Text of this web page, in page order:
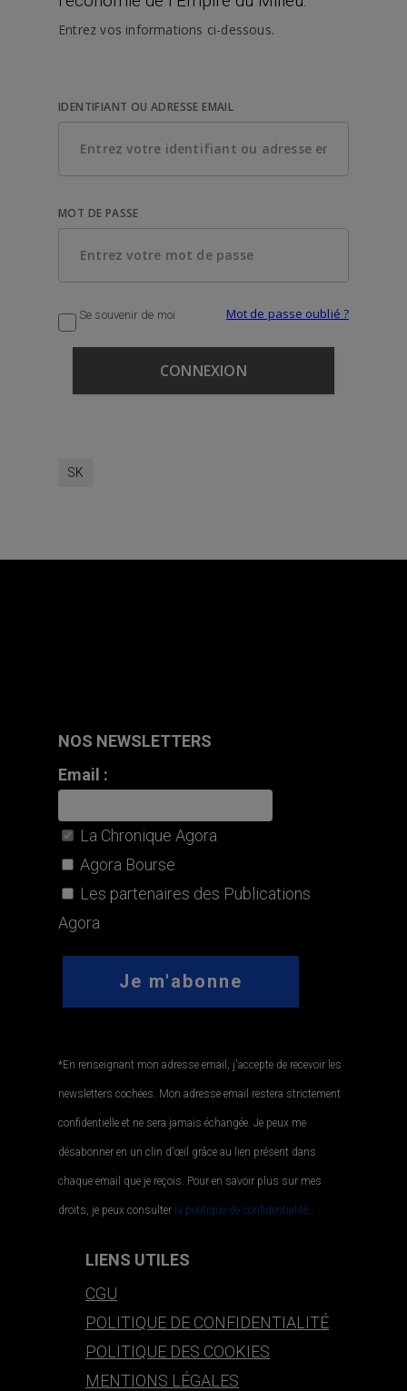
Entrez vos informations ci-dessous.
IDENTIFIANT OU ADRESSE EMAIL
MOT DE PASSE
Se souvenir de moi Mot de passe oublié ?
SK
NOS NEWSLETTERS
Email :
La Chronique Agora
Agora Bourse
Les partenaires des Publications
Agora
*En renseignant mon adresse email, j'accepte de recevoir les
newsletters cochées. Mon adresse email restera strictement
confidentielle et ne sera jamais échangée. Je peux me
désabonner en un clin d'œil grâce au lien présent dans
chaque email que je reçois. Pour en savoir plus sur mes
droits, je peux consulter la politique de confidentialité..
LIENS UTILES
CGU
POLITIQUE DE CONFIDENTIALITÉ
POLITIQUE DES COOKIES
MENTIONS LÉGALES